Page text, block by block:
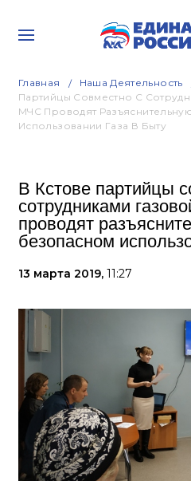
Главная Наша Деятельность
Партийцы Совместно С
МЧС Проводят
Использовании Газа В Быту
В Кстове партийцы
сотрудниками
проводят
безопасном
13 марта 2019, 11:27